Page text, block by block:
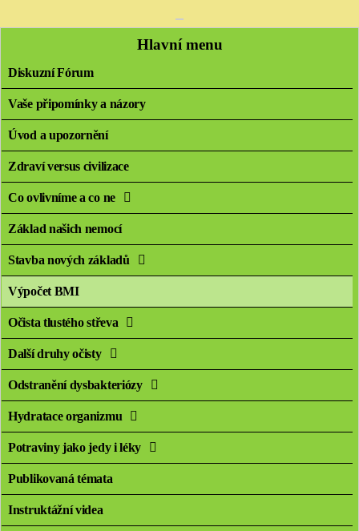
Hlavní menu
Diskuzní Fórum
Vaše připomínky a názory
Úvod a upozornění
Zdraví versus civilizace
Co ovlivníme a co ne
Základ našich nemocí
Stavba nových základů
Výpočet BMI
Očista tlustého střeva
Další druhy očisty
Odstranění dysbakteriózy
Hydratace organizmu
Potraviny jako jedy i léky
Publikovaná témata
Instruktážní videa